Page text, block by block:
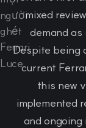
mixed
demand
Despite being
current
this new
implemented
and